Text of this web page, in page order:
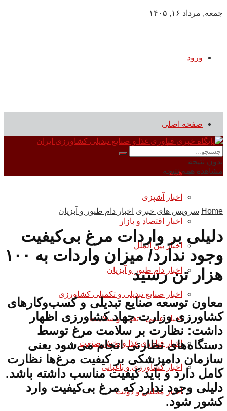
جمعه, مرداد ۱۶, ۱۴۰۵
ورود
صفحه اصلی
سرویس های خبری
همه
اخبار آشپزی
اخبار اقتصاد و بازار
اخبار بین الملل
اخبار دام طیور و آبزیان
اخبار صنایع تبدیلی و تکمیلی کشاورزی
اخبار علمی - تغذیه و سلامت
اخبار فناوری غذا و بخش صنعت
اخبار کشاورزی و باغبانی
اخبار مجلس و دولت
بدون نتیجه
مشاهده همه نتیجه
Home سرویس های خبری اخبار دام طیور و آبزیان
دلیلی بر واردات مرغ بی‌کیفیت
وجود ندارد/ میزان واردات به ۱۰۰
هزار تن رسید
معاون توسعه صنایع تبدیلی و کسب‌وکارهای
کشاورزی وزارت جهاد کشاورزی اظهار
داشت: نظارت بر سلامت مرغ توسط
دستگاه‌های نظارتی انجام می‌شود یعنی
سازمان دامپزشکی بر کیفیت مرغ‌ها نظارت
کامل دارد و باید کیفیت مناسب داشته باشد.
دلیلی وجود ندارد که مرغ بی‌کیفیت وارد
کشور شود.